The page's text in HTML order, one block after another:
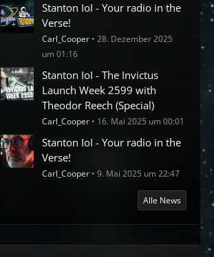
Stanton IoI - Your radio in the
Verse!
Carl_Cooper
28. Dezember 2025
um 01:16
Stanton IoI - The Invictus
Launch Week 2599 with
Theodor Reech (Special)
Carl_Cooper 16. Mai 2025 um 00:01
Stanton IoI - Your radio in the
Verse!
Carl_Cooper 9. Mai 2025 um 22:47
Alle News